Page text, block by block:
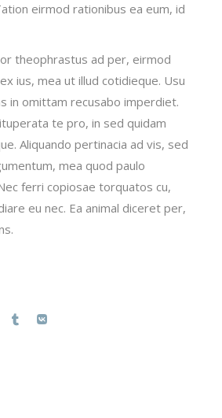
eirmod rationibus ea eum, id
theophrastus ad per, eirmod
ius, mea ut illud cotidieque. Usu
in omittam recusabo imperdiet.
te pro, in sed quidam
Aliquando pertinacia ad vis, sed
mea quod paulo
ferri copiosae torquatos cu,
eu nec. Ea animal diceret per,